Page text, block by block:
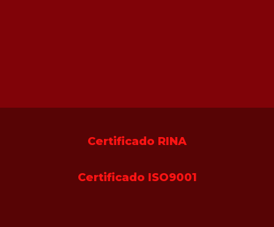
Certificado RINA
Certificado ISO9001